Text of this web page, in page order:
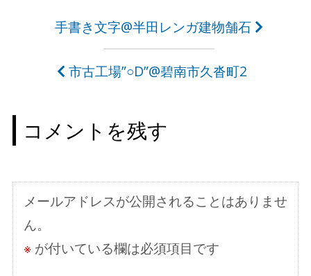
ビ
ゲ
シ
ョ
ン
手書き文字@半田レンガ建物舗石
市古工場”○D”@碧南市久沓町2
コメントを残す
メールアドレスが公開されることはありませ
ん。
※が付いている欄は必須項目です